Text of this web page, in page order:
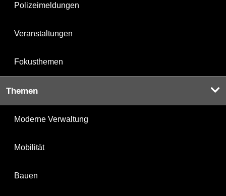
Polizeimeldungen
Veranstaltungen
Fokusthemen
Themen
Moderne Verwaltung
Mobilität
Bauen